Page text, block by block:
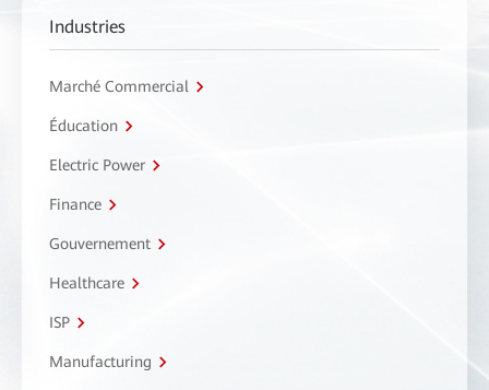
Industries
Marché Commercial
Éducation
Electric Power
Finance
Gouvernement
Healthcare
ISP
Manufacturing